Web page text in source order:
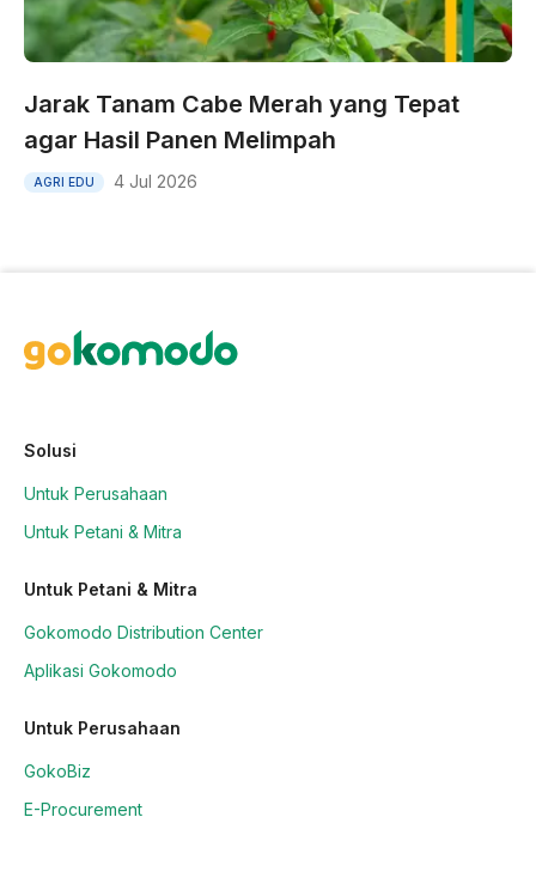
Jarak Tanam Cabe Merah yang Tepat
agar Hasil Panen Melimpah
AGRI EDU 4 Jul 2026
Solusi
Untuk Perusahaan
Untuk Petani & Mitra
Untuk Petani & Mitra
Gokomodo Distribution Center
Aplikasi Gokomodo
Untuk Perusahaan
GokoBiz
E-Procurement